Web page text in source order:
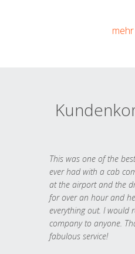
mehr
This was one of the
ever had with a cab
at the airport and the
for over an hour and
everything out. I would
company to anyone.
fabulous service!